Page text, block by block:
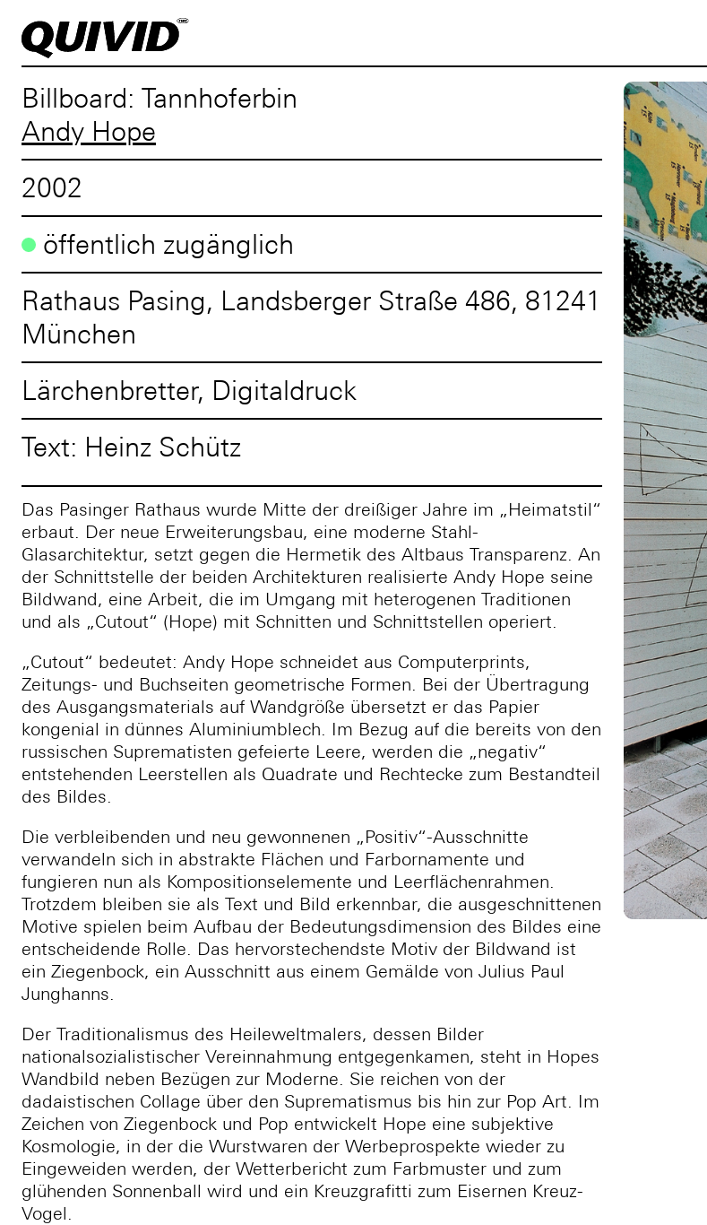
Billboard: Tannhoferbin
Andy Hope
2002
öffentlich zugänglich
Rathaus Pasing, Landsberger Straße 486, 81241
München
Lärchenbretter, Digitaldruck
Text: Heinz Schütz
Das Pasinger Rathaus wurde Mitte der dreißiger Jahre im „Heimatstil“
erbaut. Der neue Erweiterungsbau, eine moderne Stahl-
Glasarchitektur, setzt gegen die Hermetik des Altbaus Transparenz. An
der Schnittstelle der beiden Architekturen realisierte Andy Hope seine
Bildwand, eine Arbeit, die im Umgang mit heterogenen Traditionen
und als „Cutout“ (Hope) mit Schnitten und Schnittstellen operiert.
„Cutout“ bedeutet: Andy Hope schneidet aus Computerprints,
Zeitungs- und Buchseiten geometrische Formen. Bei der Übertragung
des Ausgangsmaterials auf Wandgröße übersetzt er das Papier
kongenial in dünnes Aluminiumblech. Im Bezug auf die bereits von den
russischen Suprematisten gefeierte Leere, werden die „negativ“
entstehenden Leerstellen als Quadrate und Rechtecke zum Bestandteil
des Bildes.
Die verbleibenden und neu gewonnenen „Positiv“-Ausschnitte
verwandeln sich in abstrakte Flächen und Farbornamente und
fungieren nun als Kompositionselemente und Leerflächenrahmen.
Trotzdem bleiben sie als Text und Bild erkennbar, die ausgeschnittenen
Motive spielen beim Aufbau der Bedeutungsdimension des Bildes eine
entscheidende Rolle. Das hervorstechendste Motiv der Bildwand ist
ein Ziegenbock, ein Ausschnitt aus einem Gemälde von Julius Paul
Junghanns.
Der Traditionalismus des Heileweltmalers, dessen Bilder
nationalsozialistischer Vereinnahmung entgegenkamen, steht in Hopes
Wandbild neben Bezügen zur Moderne. Sie reichen von der
dadaistischen Collage über den Suprematismus bis hin zur Pop Art. Im
Zeichen von Ziegenbock und Pop entwickelt Hope eine subjektive
Kosmologie, in der die Wurstwaren der Werbeprospekte wieder zu
Eingeweiden werden, der Wetterbericht zum Farbmuster und zum
glühenden Sonnenball wird und ein Kreuzgrafitti zum Eisernen Kreuz-
Vogel.